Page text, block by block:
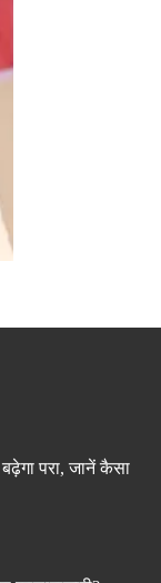
परा, जानें कैसा